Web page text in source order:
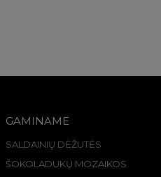
GAMINAME
SALDAINIŲ DĖŽUTĖS
ŠOKOLADUKŲ MOZAIKOS